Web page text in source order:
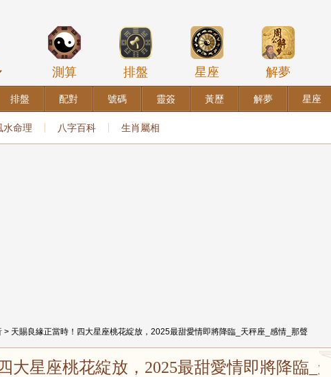
測算 排盤 星座 解夢
排盤 配對 號碼 靈簽 黃歷 解夢 星座
水命理 八字百科 生肖屬相
> 天賜良緣正當時！四大星座桃花綻放，2025最甜愛情即將降臨_天秤座_感情_那聲
大星座桃花綻放，2025最甜愛情即將降臨_天